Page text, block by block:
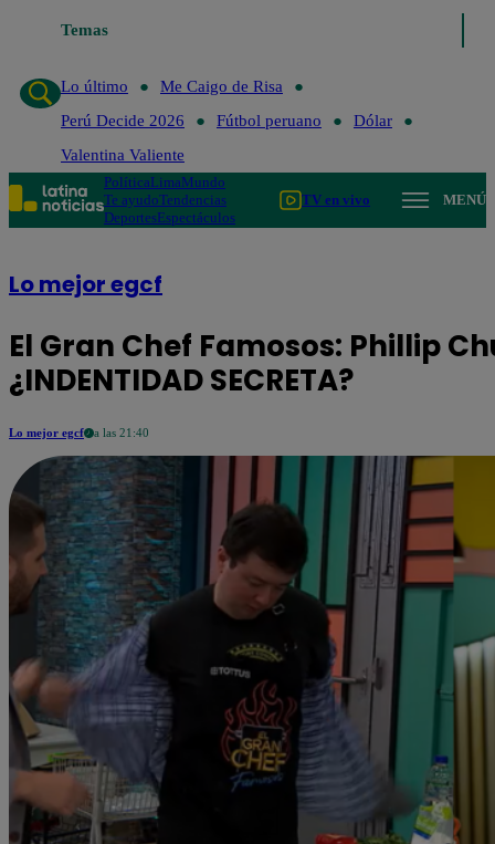
Temas
Lo último
Lo último
Me Caigo de Risa
Perú Decide 2026
Fútbol peruano
Dólar
Valentina Valiente
PolíticaLimaMundo
Te ayudoTendencias
DeportesEspectáculos
TV en vivo MENÚ
Lo mejor egcf
El Gran Chef Famosos: Phillip
¿INDENTIDAD SECRETA?
Lo mejor egcf a las 21:40